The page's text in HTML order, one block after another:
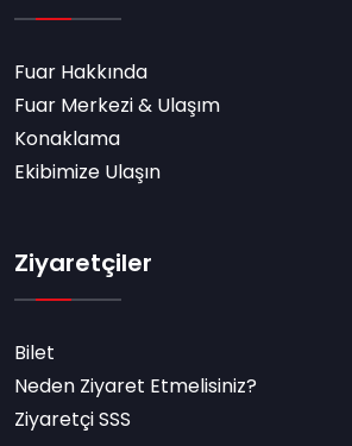
Fuar Hakkında
Fuar Merkezi & Ulaşım
Konaklama
Ekibimize Ulaşın
Ziyaretçiler
Bilet
Neden Ziyaret Etmelisiniz?
Ziyaretçi SSS